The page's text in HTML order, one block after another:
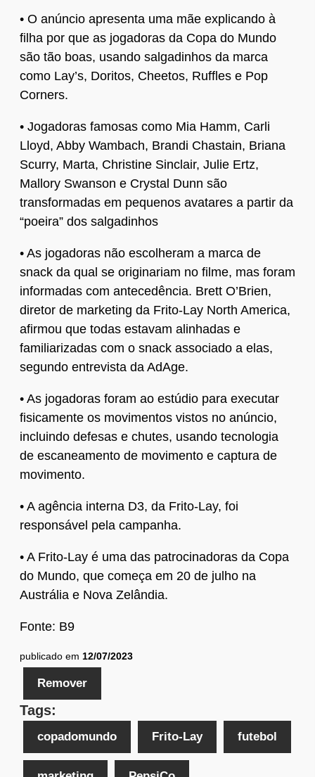
• O anúncio apresenta uma mãe explicando à
filha por que as jogadoras da Copa do Mundo
são tão boas, usando salgadinhos da marca
como Lay’s, Doritos, Cheetos, Ruffles e Pop
Corners.
• Jogadoras famosas como Mia Hamm, Carli
Lloyd, Abby Wambach, Brandi Chastain, Briana
Scurry, Marta, Christine Sinclair, Julie Ertz,
Mallory Swanson e Crystal Dunn são
transformadas em pequenos avatares a partir da
“poeira” dos salgadinhos
• As jogadoras não escolheram a marca de
snack da qual se originariam no filme, mas foram
informadas com antecedência. Brett O’Brien,
diretor de marketing da Frito-Lay North America,
afirmou que todas estavam alinhadas e
familiarizadas com o snack associado a elas,
segundo entrevista da AdAge.
• As jogadoras foram ao estúdio para executar
fisicamente os movimentos vistos no anúncio,
incluindo defesas e chutes, usando tecnologia
de escaneamento de movimento e captura de
movimento.
• A agência interna D3, da Frito-Lay, foi
responsável pela campanha.
• A Frito-Lay é uma das patrocinadoras da Copa
do Mundo, que começa em 20 de julho na
Austrália e Nova Zelândia.
Fonte: B9
publicado em 12/07/2023
Remover
Tags:
copadomundo Frito-Lay futebol